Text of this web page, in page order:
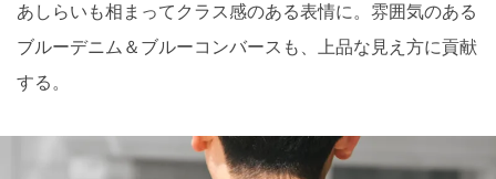
あしらいも相まってクラス感のある表情に。雰囲気のある
ブルーデニム＆ブルーコンバースも、上品な見え方に貢献
する。